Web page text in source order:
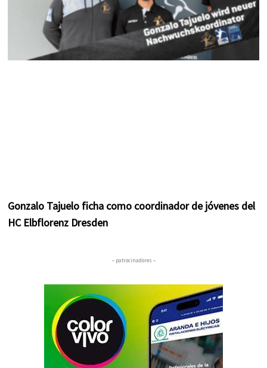
Gonzalo Tajuelo ficha como coordinador de jóvenes del
HC Elbflorenz Dresden
– patrocinadores –